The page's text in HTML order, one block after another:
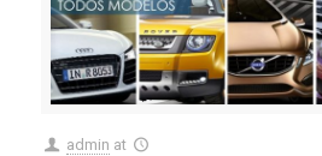
admin at